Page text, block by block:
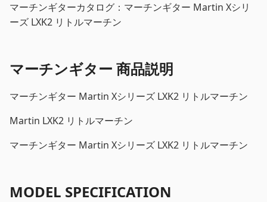
マーチンギターカタログ：マーチンギター Martin Xシリ
ーズ LXK2 リトルマーチン
マーチンギター 商品説明
マーチンギター Martin Xシリーズ LXK2 リトルマーチン
Martin LXK2 リトルマーチン
マーチンギター Martin Xシリーズ LXK2 リトルマーチン
MODEL SPECIFICATION